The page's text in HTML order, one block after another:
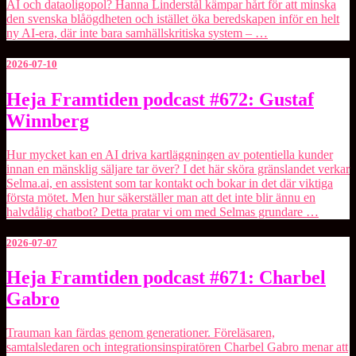
AI och dataoligopol? ⁠Hanna Linderstål⁠ kämpar hårt för att minska
den svenska blåögdheten och istället öka beredskapen inför en helt
ny AI-era, där inte bara samhällskritiska system – …
2026-07-10
Heja
Framtiden
podcast
Gustaf
Winnberg
Heja Framtiden podcast #672: Gustaf
Winnberg
Hur mycket kan en AI driva kartläggningen av potentiella kunder
innan en mänsklig säljare tar över? I det här sköra gränslandet verkar
⁠Selma.ai⁠, en assistent som tar kontakt och bokar in det där viktiga
första mötet. Men hur säkerställer man att det inte blir ännu en
halvdålig chatbot? Detta pratar vi om med Selmas grundare …
2026-07-07
Heja
Framtiden
podcast
Charbel
Gabro
Heja Framtiden podcast #671: Charbel
Gabro
Trauman kan färdas genom generationer. Föreläsaren,
samtalsledaren och integrationsinspiratören ⁠Charbel Gabro⁠ menar att